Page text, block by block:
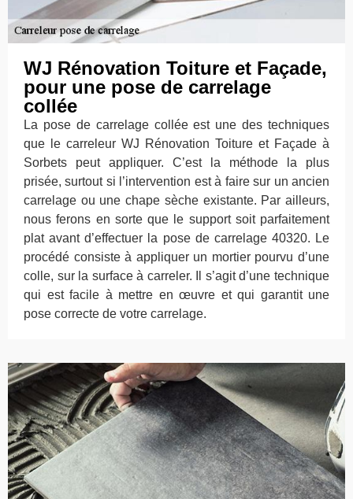
WJ Rénovation Toiture et Façade,
pour une pose de carrelage
collée
La pose de carrelage collée est une des techniques
que le carreleur WJ Rénovation Toiture et Façade à
Sorbets peut appliquer. C’est la méthode la plus
prisée, surtout si l’intervention est à faire sur un ancien
carrelage ou une chape sèche existante. Par ailleurs,
nous ferons en sorte que le support soit parfaitement
plat avant d’effectuer la pose de carrelage 40320. Le
procédé consiste à appliquer un mortier pourvu d’une
colle, sur la surface à carreler. Il s’agit d’une technique
qui est facile à mettre en œuvre et qui garantit une
pose correcte de votre carrelage.